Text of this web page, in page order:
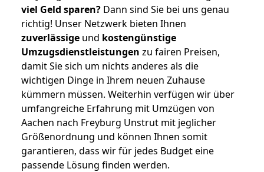
viel Geld sparen? Dann sind Sie bei uns genau
richtig! Unser Netzwerk bieten Ihnen
zuverlässige und kostengünstige
Umzugsdienstleistungen zu fairen Preisen,
damit Sie sich um nichts anderes als die
wichtigen Dinge in Ihrem neuen Zuhause
kümmern müssen. Weiterhin verfügen wir über
umfangreiche Erfahrung mit Umzügen von
Aachen nach Freyburg Unstrut mit jeglicher
Größenordnung und können Ihnen somit
garantieren, dass wir für jedes Budget eine
passende Lösung finden werden.